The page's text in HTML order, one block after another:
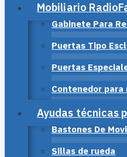
Mobiliario
Gabinete Para
Puertas Tipo
Puertas
Contenedor
Ayudas técnicas
Bastones De
Sillas de rueda